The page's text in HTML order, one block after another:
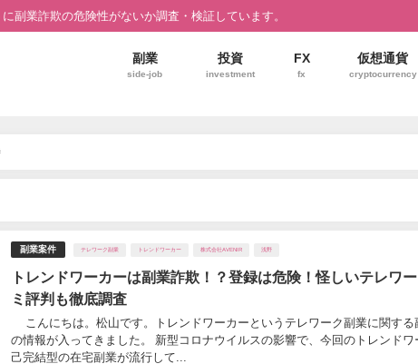
副業詐欺の危険性がないか調査・検証しています。
副業
side-job
投資
investment
FX
fx
仮想通貨
cryptocurrency
副業案件 テレワーク副業 トレンドワーカー 株式会社AVENIR 浅野
トレンドワーカーは副業詐欺！？登録は危険！怪しいテレワ
ミ評判も徹底調査
こんにちは。松山です。トレンドワーカーというテレワーク副業に関する
の情報が入ってきました。 新型コロナウイルスの影響で、今回のトレンドワ
己完結型の在宅副業が流行して...